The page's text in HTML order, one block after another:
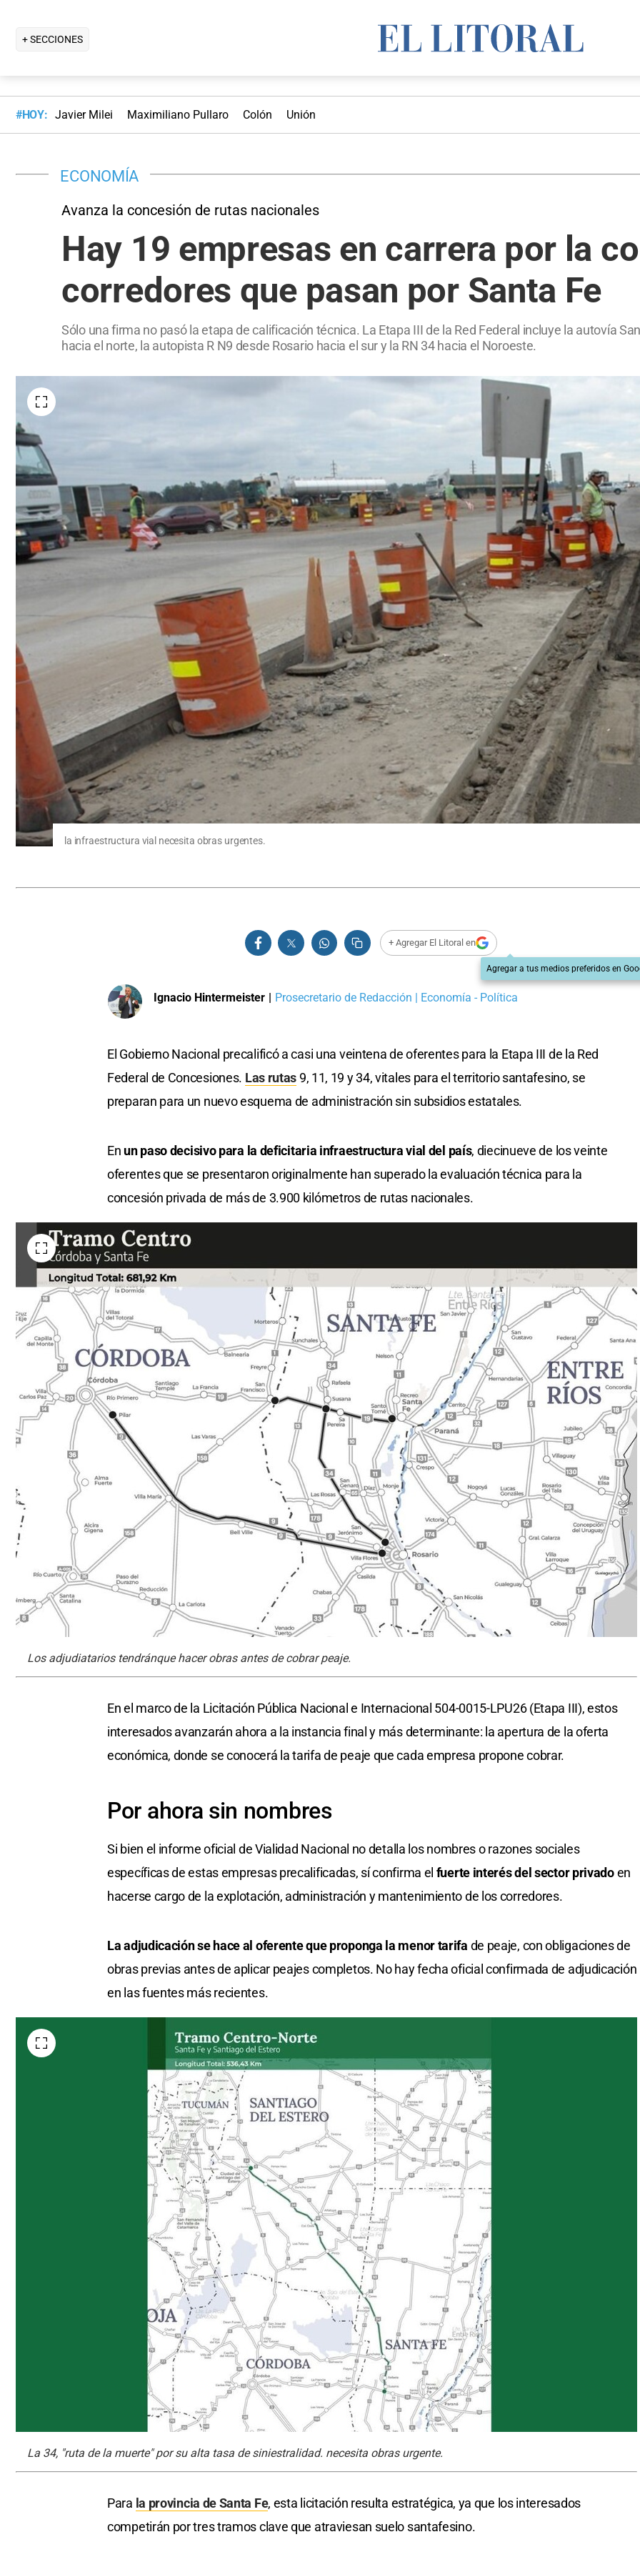
+ SECCIONES
#HOY: Javier Milei Maximiliano Pullaro Colón Unión
ECONOMÍA
Avanza la concesión de rutas nacionales
Hay 19 empresas en carrera por la
corredores que pasan por Santa Fe
Sólo una firma no pasó la etapa de calificación técnica. La Etapa III de la Red Federal incluye la autovía
hacia el norte, la autopista R N9 desde Rosario hacia el sur y la RN 34 hacia el Noroeste.
la infraestructura vial necesita obras urgentes.
+ Agregar El Litoral en
Agregar a tus medios preferidos en
Ignacio Hintermeister | Prosecretario de Redacción | Economía - Política
El Gobierno Nacional precalificó a casi una veintena de oferentes para la Etapa III de la Red
Federal de Concesiones. Las rutas 9, 11, 19 y 34, vitales para el territorio santafesino, se
preparan para un nuevo esquema de administración sin subsidios estatales.
En un paso decisivo para la deficitaria infraestructura vial del país, diecinueve de los veinte
oferentes que se presentaron originalmente han superado la evaluación técnica para la
concesión privada de más de 3.900 kilómetros de rutas nacionales.
Los adjudiatarios tendránque hacer obras antes de cobrar peaje.
En el marco de la Licitación Pública Nacional e Internacional 504-0015-LPU26 (Etapa III), estos
interesados avanzarán ahora a la instancia final y más determinante: la apertura de la oferta
económica, donde se conocerá la tarifa de peaje que cada empresa propone cobrar.
Por ahora sin nombres
Si bien el informe oficial de Vialidad Nacional no detalla los nombres o razones sociales
específicas de estas empresas precalificadas, sí confirma el fuerte interés del sector privadoen
hacerse cargo de la explotación, administración y mantenimiento de los corredores.
La adjudicación se hace al oferente que proponga la menor tarifa de peaje, con obligaciones de
obras previas antes de aplicar peajes completos. No hay fecha oficial confirmada de adjudicación
en las fuentes más recientes.
La 34, "ruta de la muerte" por su alta tasa de siniestralidad. necesita obras urgente.
Para la provincia de Santa Fe, esta licitación resulta estratégica, ya que los interesados
competirán por tres tramos clave que atraviesan suelo santafesino.